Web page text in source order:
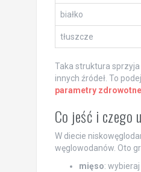
białko
tłuszcze
Taka struktura sprzyja
innych źródeł. To
parametry zdrowotne
Co jeść i czego
W diecie
węglowodanów. Oto
mięso: